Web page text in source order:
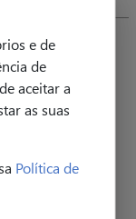
e de
de
aceitar a
as suas
Política de
certos.
comunidade -